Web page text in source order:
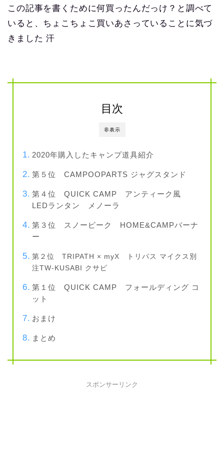
この記事を書くために何買ったんだっけ？と調べて
いると、ちょこちょこ買いあさっていることに気づ
きました 汗
非表示
目次
2020年購入したキャンプ道具紹介
第５位 CAMPOOPARTS ジャグスタンド
第４位 QUICK CAMP アンティーク風
LEDランタン メノーラ
第３位 スノーピーク HOME&CAMPバーナ
ー
第２位 TRIPATH × myX トリパス マイクス別
注TW-KUSABI クサビ
第１位 QUICK CAMP フォールディング コ
ット
おまけ
まとめ
スポンサーリンク